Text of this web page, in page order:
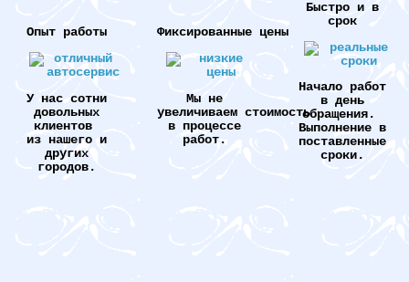
Опыт работы
У нас сотни
довольных
клиентов
из нашего и
других
городов.
Фиксированные цены
Мы не
увеличиваем стоимость
в процессе
работ.
Быстро и в
срок
Начало работ
в день
обращения.
Выполнение в
поставленные
сроки.